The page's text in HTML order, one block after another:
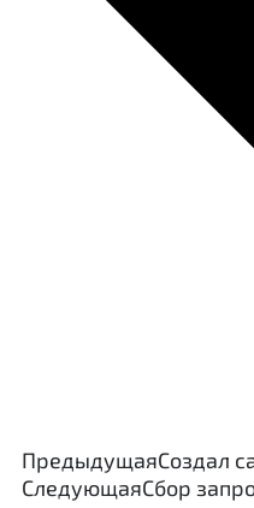
ПредыдущаяСоздал
СледующаяСбор